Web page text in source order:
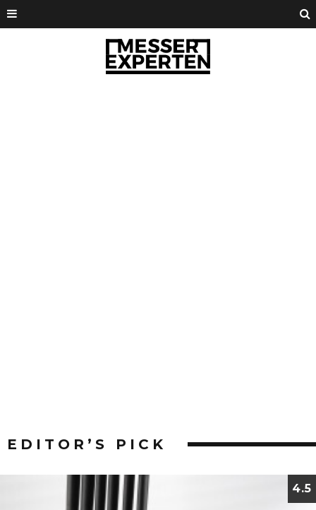
EDITOR’S PICK
4.5